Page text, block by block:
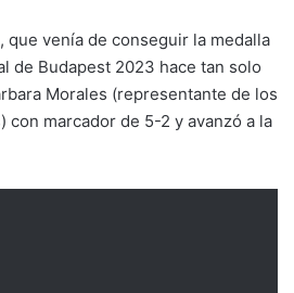
que venía de conseguir la medalla
de Budapest 2023 hace tan solo
Morales (representante de los
con marcador de 5-2 y avanzó a la